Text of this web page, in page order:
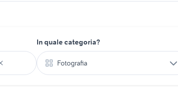
In quale categoria?
Fotografia